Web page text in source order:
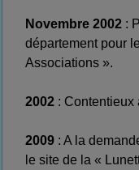
Novembre 2002 :
département pour
Associations ».
2002 : Contentieux
2009 : A la
le site de la «